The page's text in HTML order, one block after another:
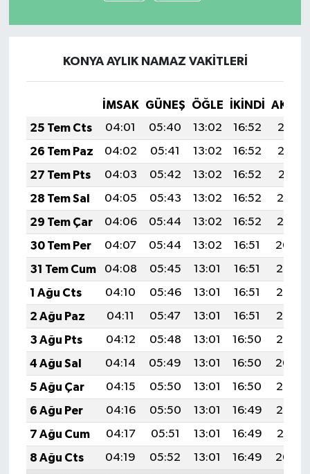
KONYA AYLIK NAMAZ VAKITLERI
İMSAK GÜNEŞ ÖĞLE İKINDI
25 Tem Cts
04:01 05:40 13:02 16:52
20:13
26 Tem Paz
04:02 05:41 13:02 16:52
20:12
27 Tem Pts
04:03 05:42 13:02 16:52
20:11
28 Tem Sal
04:05 05:43 13:02 16:52
20:10
29 Tem Çar
04:06 05:44 13:02 16:52
20:10
30 Tem Per
04:07 05:44 13:02 16:51
20:09
31 Tem Cum
04:08 05:45 13:01 16:51
20:08
1 Ağu Cts
04:10 05:46 13:01 16:51
20:07
2 Ağu Paz
04:11 05:47 13:01 16:51
20:06
3 Ağu Pts
04:12 05:48 13:01 16:50
20:05
4 Ağu Sal
04:14 05:49 13:01 16:50
20:04
5 Ağu Çar
04:15 05:50 13:01 16:50
20:03
6 Ağu Per
04:16 05:50 13:01 16:49
20:02
7 Ağu Cum
04:17 05:51 13:01 16:49
20:01
8 Ağu Cts
04:19 05:52 13:01 16:49
20:00